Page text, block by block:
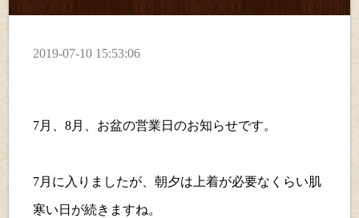
2019-07-10 15:53:06
7月、8月、お盆の営業日のお知らせです。
7月に入りましたが、朝夕は上着が必要なくらい肌
寒い日が続きますね。